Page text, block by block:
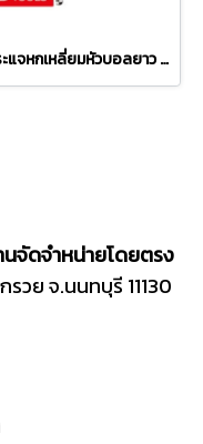
ชุดประแจหกเหลี่ยมหัวบอลยาว PB212LH-10RB
จัดจำหน่ายโดยตรง
วย จ.นนทบุรี 11130